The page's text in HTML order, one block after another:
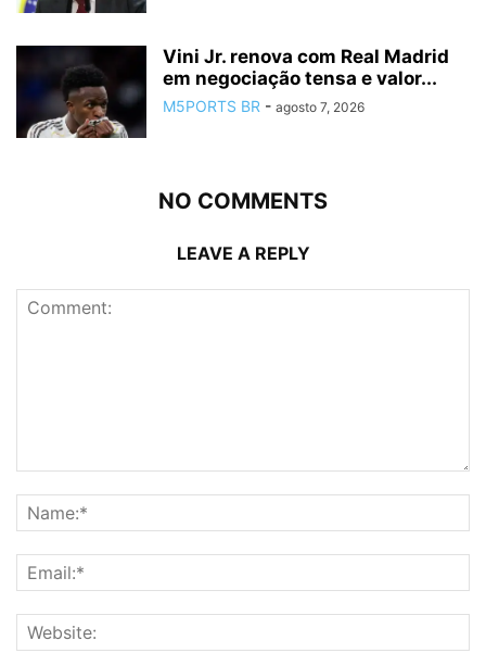
Vini Jr. renova com Real Madrid
em negociação tensa e valor...
M5PORTS BR - agosto 7, 2026
NO COMMENTS
LEAVE A REPLY